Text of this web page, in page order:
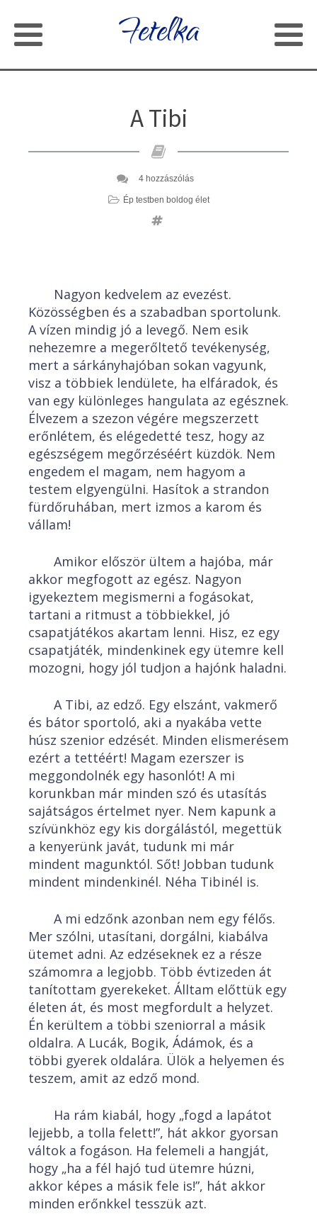
Fetelka
A Tibi
4 hozzászólás
Ép testben boldog élet
Nagyon kedvelem az evezést.
Közösségben és a szabadban sportolunk.
A vízen mindig jó a levegő. Nem esik
nehezemre a megerőltető tevékenység,
mert a sárkányhajóban sokan vagyunk,
visz a többiek lendülete, ha elfáradok, és
van egy különleges hangulata az egésznek.
Élvezem a szezon végére megszerzett
erőnlétem, és elégedetté tesz, hogy az
egészségem megőrzéséért küzdök. Nem
engedem el magam, nem hagyom a
testem elgyengülni. Hasítok a strandon
fürdőruhában, mert izmos a karom és
vállam!
Amikor először ültem a hajóba, már
akkor megfogott az egész. Nagyon
igyekeztem megismerni a fogásokat,
tartani a ritmust a többiekkel, jó
csapatjátékos akartam lenni. Hisz, ez egy
csapatjáték, mindenkinek egy ütemre kell
mozogni, hogy jól tudjon a hajónk haladni.
A Tibi, az edző. Egy elszánt, vakmerő
és bátor sportoló, aki a nyakába vette
húsz szenior edzését. Minden elismerésem
ezért a tettéért! Magam ezerszer is
meggondolnék egy hasonlót! A mi
korunkban már minden szó és utasítás
sajátságos értelmet nyer. Nem kapunk a
szívünkhöz egy kis dorgálástól, megettük
a kenyerünk javát, tudunk mi már
mindent magunktól. Sőt! Jobban tudunk
mindent mindenkinél. Néha Tibinél is.
A mi edzőnk azonban nem egy félős.
Mer szólni, utasítani, dorgálni, kiabálva
ütemet adni. Az edzéseknek ez a része
számomra a legjobb. Több évtizeden át
tanítottam gyerekeket. Álltam előttük egy
életen át, és most megfordult a helyzet.
Én kerültem a többi szeniorral a másik
oldalra. A Lucák, Bogik, Ádámok, és a
többi gyerek oldalára. Ülök a helyemen és
teszem, amit az edző mond.
Ha rám kiabál, hogy „fogd a lapátot
lejjebb, a tolla felett!”, hát akkor gyorsan
váltok a fogáson. Ha felemeli a hangját,
hogy „ha a fél hajó tud ütemre húzni,
akkor képes a másik fele is!”, hát akkor
minden erőnkkel tesszük azt.